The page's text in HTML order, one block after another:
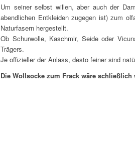
Um seiner selbst willen, aber auch der
abendlichen Entkleiden zugegen ist) zum
Naturfasern hergestellt.
Ob Schurwolle, Kaschmir, Seide oder
Trägers.
Je offizieller der Anlass, desto feiner sind
Die Wollsocke zum Frack wäre